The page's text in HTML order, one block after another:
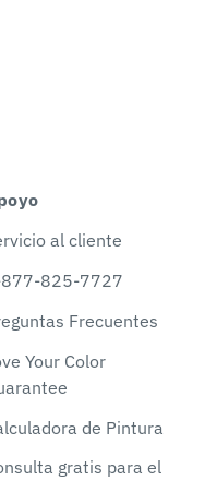
al cliente
825-7727
Frecuentes
Your Color
de Pintura
gratis para el